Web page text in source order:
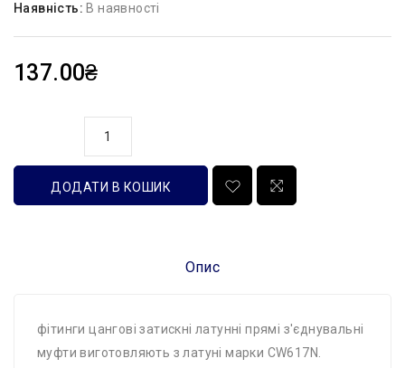
Наявність: В наявності
137.00₴
ДОДАТИ В КОШИК
Опис
фітинги цангові затискні латунні прямі з'єднувальні
муфти виготовляють з латуні марки CW617N.